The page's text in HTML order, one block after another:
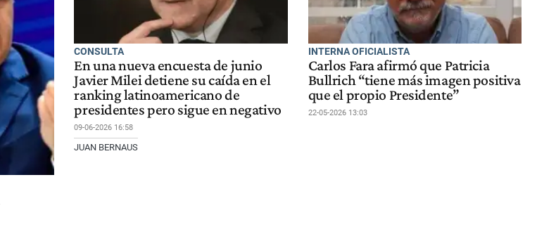
CONSULTA
En una nueva encuesta de junio
Javier Milei detiene su caída en el
ranking latinoamericano de
presidentes pero sigue en negativo
09-06-2026 16:58
JUAN BERNAUS
INTERNA OFICIALISTA
Carlos Fara afirmó que Patricia
Bullrich “tiene más imagen positiva
que el propio Presidente”
22-05-2026 13:03